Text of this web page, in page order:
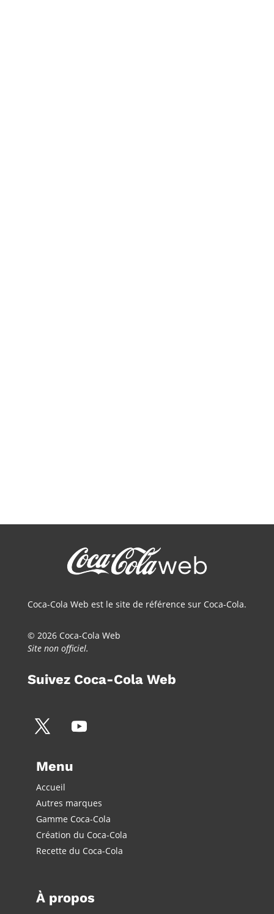
Coca-Cola Web est le site de référence sur Coca-Cola.
© 2026 Coca-Cola Web
Site non officiel.
Suivez Coca-Cola Web
Menu
Accueil
Autres marques
Gamme Coca-Cola
Création du Coca-Cola
Recette du Coca-Cola
À propos